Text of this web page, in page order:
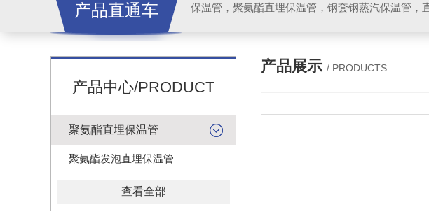
产品直通车
产品中心/PRODUCT
聚氨酯直埋保温管
聚氨酯发泡直埋保温管
查看全部
产品展示 / PRODUCTS